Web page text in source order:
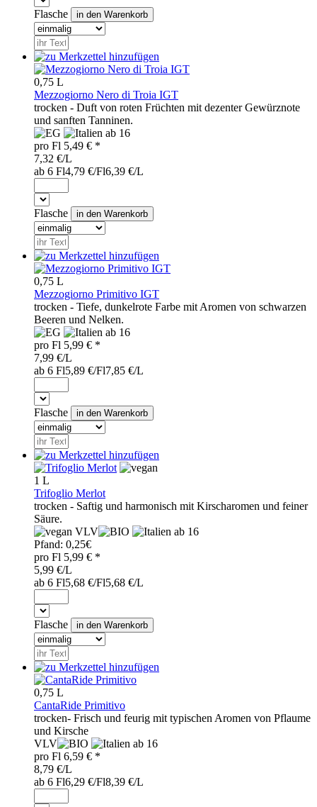
Flasche
0,75 L
Mezzogiorno Nero di Troia IGT
trocken - Duft von roten Früchten mit dezenter Gewürznote
und sanften Tanninen.
ab 16
pro Fl 5,49 € *
7,32 €/L
ab 6 Fl4,79 €/Fl6,39 €/L
Flasche
0,75 L
Mezzogiorno Primitivo IGT
trocken - Tiefe, dunkelrote Farbe mit Aromen von schwarzen
Beeren und Nelken.
ab 16
pro Fl 5,99 € *
7,99 €/L
ab 6 Fl5,89 €/Fl7,85 €/L
Flasche
1 L
Trifoglio Merlot
trocken - Saftig und harmonisch mit Kirscharomen und feiner
Säure.
VLV
ab 16
Pfand: 0,25€
pro Fl 5,99 € *
5,99 €/L
ab 6 Fl5,68 €/Fl5,68 €/L
Flasche
0,75 L
CantaRide Primitivo
trocken- Frisch und feurig mit typischen Aromen von Pflaume
und Kirsche
VLV
ab 16
pro Fl 6,59 € *
8,79 €/L
ab 6 Fl6,29 €/Fl8,39 €/L